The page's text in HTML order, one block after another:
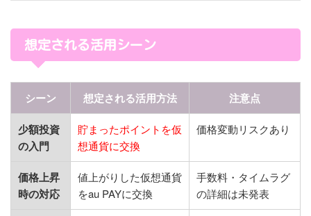
想定される活用シーン
シーン 想定される活用方法 注意点
少額投資
の入門
貯まったポイントを仮
想通貨に交換
価格変動リスクあり
価格上昇
時の対応
値上がりした仮想通貨
をau PAYに交換
手数料・タイムラグ
の詳細は未発表